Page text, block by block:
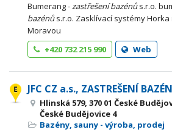
Bumerang -zastřešení bazénůs.r.o.
bazénůs.r.o. Zasklívací systémy
Moravou
+420 732 215 990
Web
JFC CZ a.s., ZASTREŠENÍ
Hlinská 579, 370 01 České
České Budějovice 4
Bazény, sauny - výroba, prodej